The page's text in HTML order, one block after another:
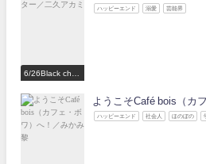
6/26Black choc
加作家
ハッピーエンド 溺愛 芸能界
ようこそCafé bois（カ
ハッピーエンド 社会人 ほのぼの